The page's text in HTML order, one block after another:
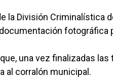
la División Criminalística
una vez finalizadas
al corralón municipal.